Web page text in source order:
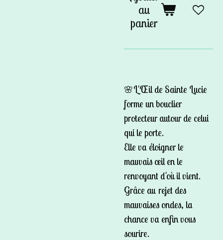
au
panier
🌸L'Œil de Sainte Lucie
forme un bouclier
protecteur autour de celui
qui le porte.
Elle va éloigner le
mauvais œil en le
renvoyant d'où il vient.
Grâce au rejet des
mauvaises ondes, la
chance va enfin vous
sourire.